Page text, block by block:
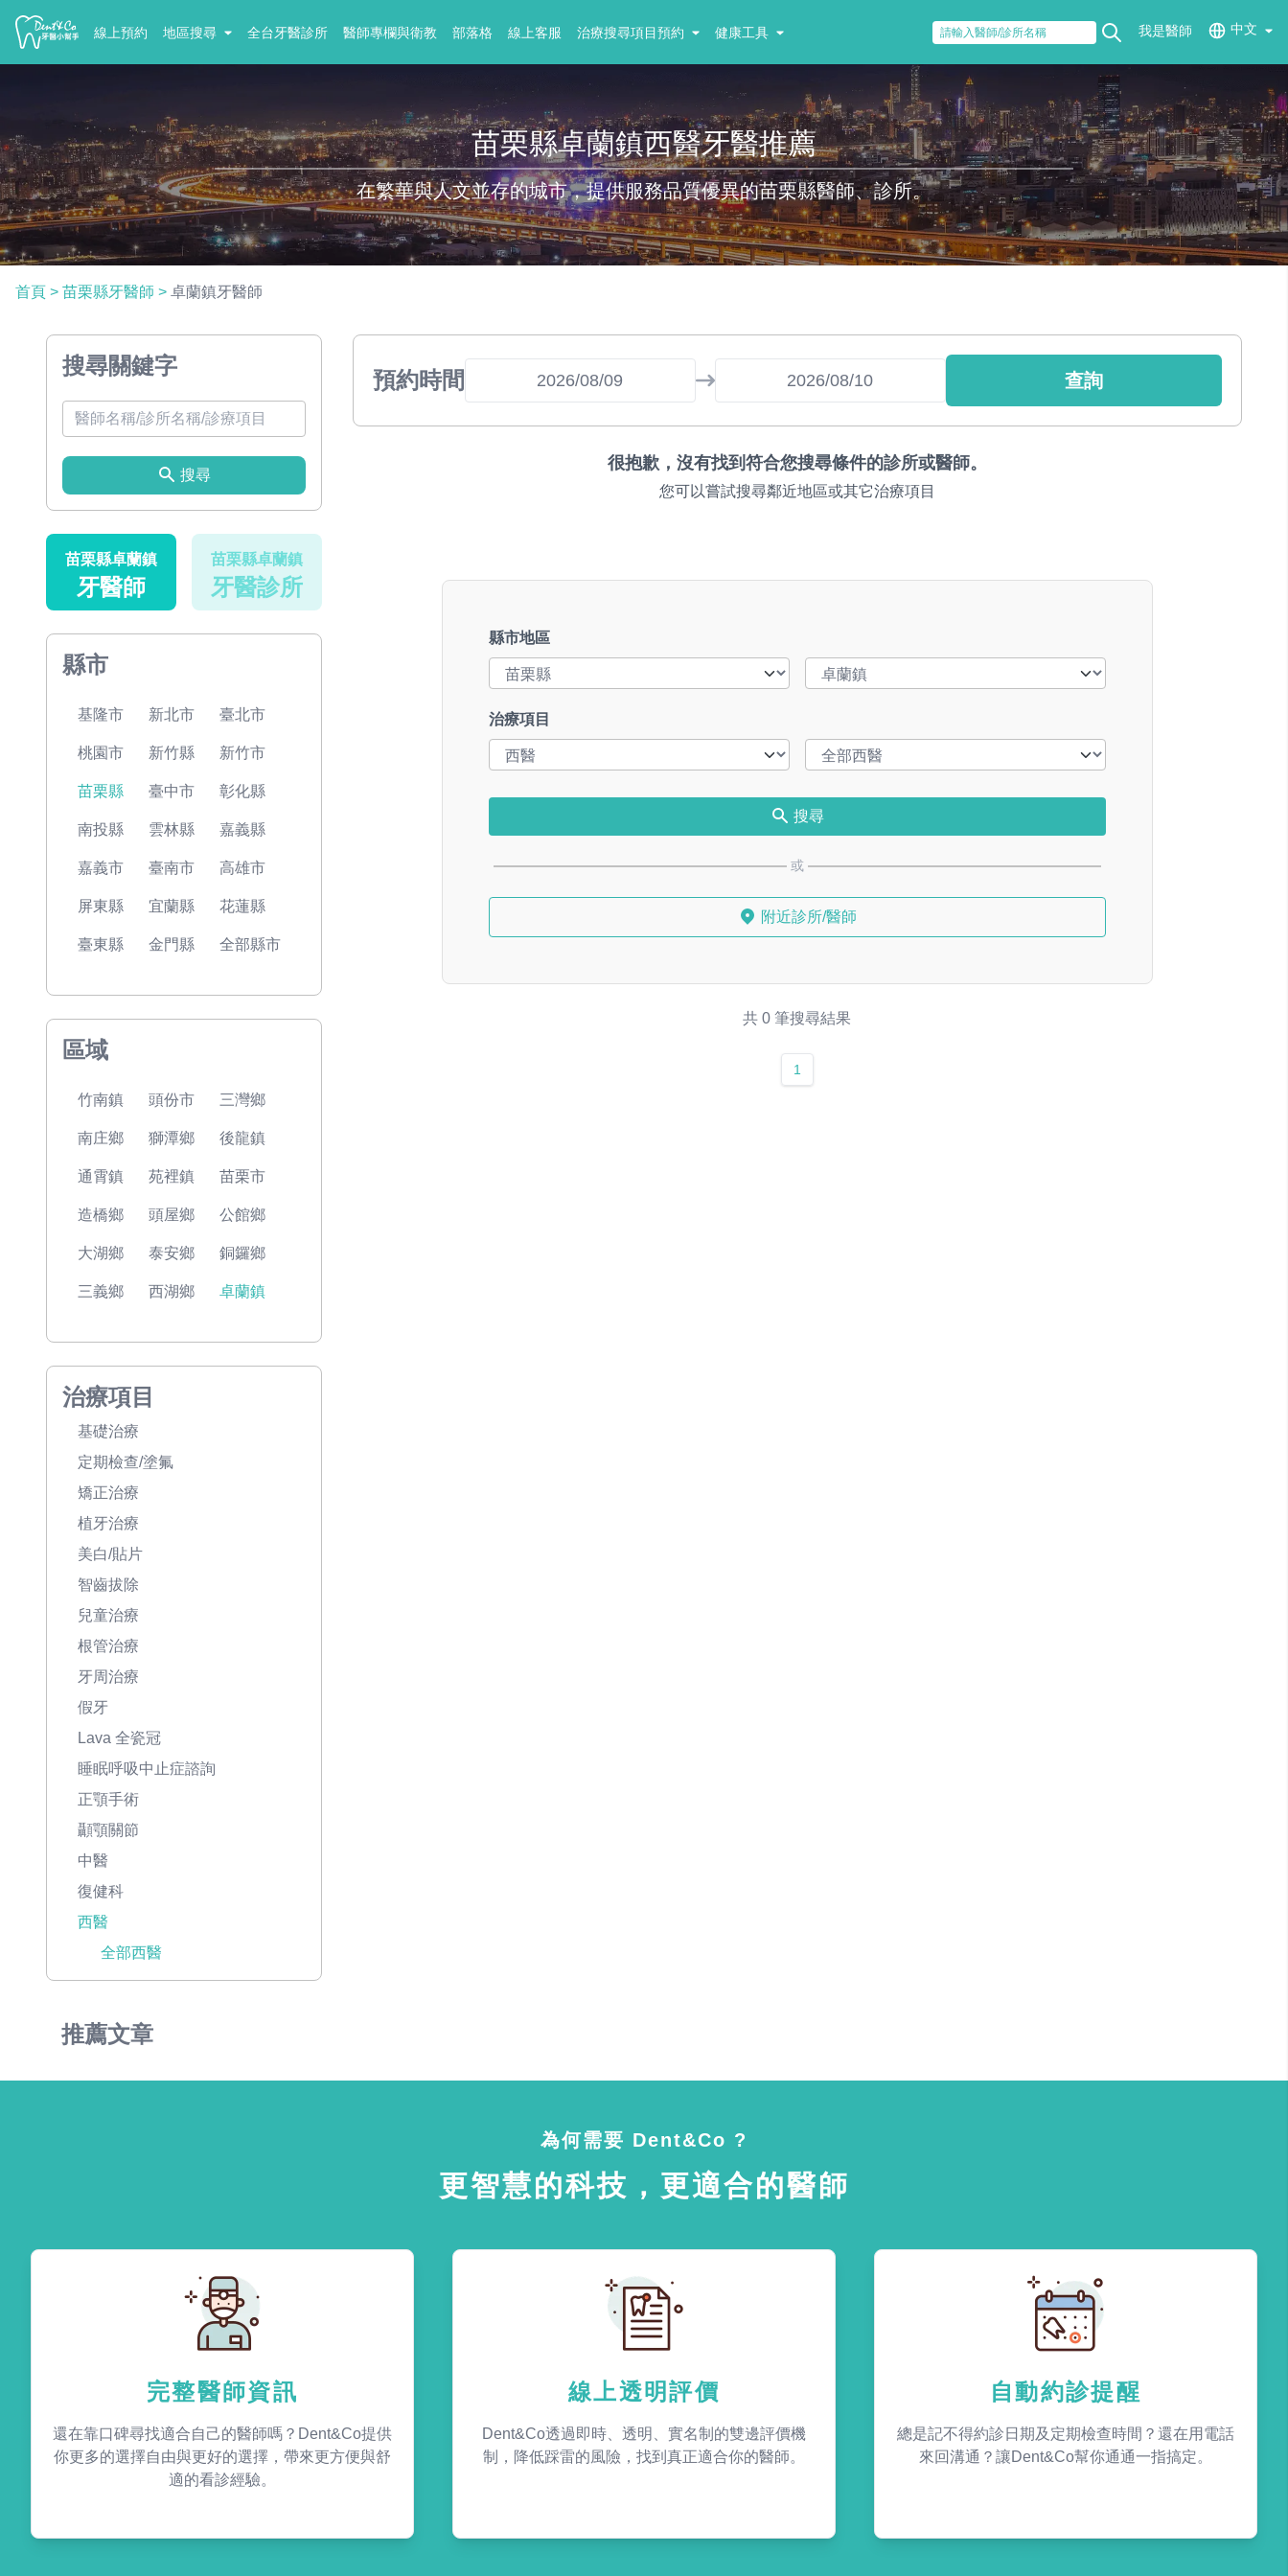
線上預約 地區搜尋 全台牙醫診所 醫師專欄與衛教 部落格 線上客服 治療搜尋項目預約 健康工具 我是醫師 中文
苗栗縣卓蘭鎮西醫牙醫推薦
在繁華與人文並存的城市，提供服務品質優異的苗栗縣醫師、診所。
首頁 > 苗栗縣牙醫師 > 卓蘭鎮牙醫師
搜尋關鍵字
搜尋
苗栗縣卓蘭鎮
牙醫師
苗栗縣卓蘭鎮
牙醫診所
縣市
基隆市 新北市 臺北市
桃園市 新竹縣 新竹市
苗栗縣 臺中市 彰化縣
南投縣 雲林縣 嘉義縣
嘉義市 臺南市 高雄市
屏東縣 宜蘭縣 花蓮縣
臺東縣 金門縣 全部縣市
區域
竹南鎮 頭份市 三灣鄉
南庄鄉 獅潭鄉 後龍鎮
通霄鎮 苑裡鎮 苗栗市
造橋鄉 頭屋鄉 公館鄉
大湖鄉 泰安鄉 銅鑼鄉
三義鄉 西湖鄉 卓蘭鎮
治療項目
基礎治療
定期檢查/塗氟
矯正治療
植牙治療
美白/貼片
智齒拔除
兒童治療
根管治療
牙周治療
假牙
Lava 全瓷冠
睡眠呼吸中止症諮詢
正顎手術
顳顎關節
中醫
復健科
西醫
全部西醫
推薦文章
預約時間 查詢
很抱歉，沒有找到符合您搜尋條件的診所或醫師。
您可以嘗試搜尋鄰近地區或其它治療項目
縣市地區
治療項目
搜尋
或
附近診所/醫師
共 0 筆搜尋結果
1
為何需要 Dent&Co ?
更智慧的科技，更適合的醫師
完整醫師資訊
還在靠口碑尋找適合自己的醫師嗎？Dent&Co提供
你更多的選擇自由與更好的選擇，帶來更方便與舒
適的看診經驗。
線上透明評價
Dent&Co透過即時、透明、實名制的雙邊評價機
制，降低踩雷的風險，找到真正適合你的醫師。
自動約診提醒
總是記不得約診日期及定期檢查時間？還在用電話
來回溝通？讓Dent&Co幫你通通一指搞定。